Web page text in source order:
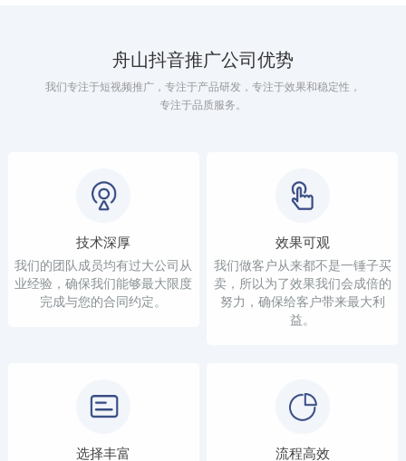
舟山抖音推广公司优势
我们专注于短视频推广，专注于产品研发，专注于效果和稳定性，
专注于品质服务。
技术深厚
我们的团队成员均有过大公司从
业经验，确保我们能够最大限度
完成与您的合同约定。
效果可观
我们做客户从来都不是一锤子买
卖，所以为了效果我们会成倍的
努力，确保给客户带来最大利
益。
选择丰富 流程高效